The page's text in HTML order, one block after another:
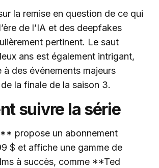
la remise en question de ce qui
de l’IA et des deepfakes
pertinent. Le saut
ans est également intrigant,
à des événements majeurs
la finale de la saison 3.
suivre la série
propose un abonnement
$ et affiche une gamme de
à succès, comme **Ted